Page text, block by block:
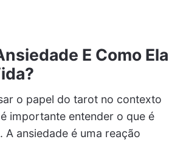
E Como Ela
o papel do tarot no contexto
importante entender o que é
A ansiedade é uma reação